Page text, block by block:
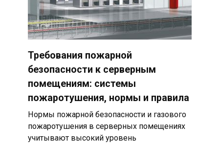
Требования пожарной
безопасности к серверным
помещениям: системы
пожаротушения, нормы и правила
Нормы пожарной безопасности и газового
пожаротушения в серверных помещениях
учитывают высокий уровень